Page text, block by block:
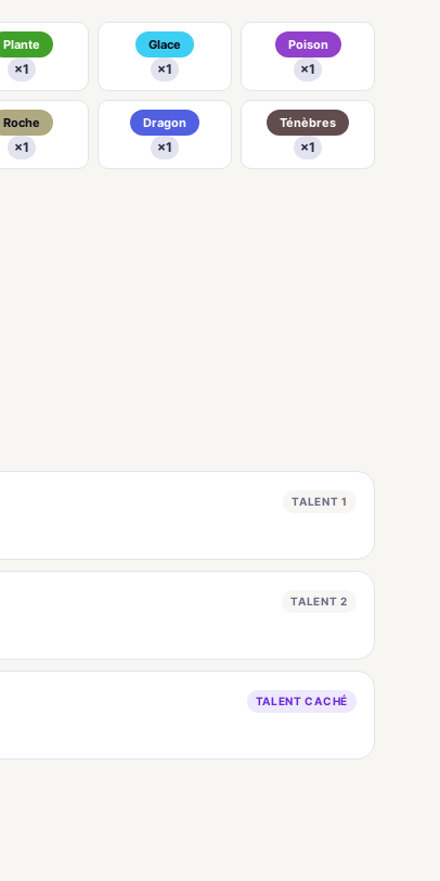
Plante
×1
Glace
×1
Poison
×1
Roche
×1
Dragon
×1
Ténèbres
×1
TALENT 1
TALENT 2
TALENT CACHÉ